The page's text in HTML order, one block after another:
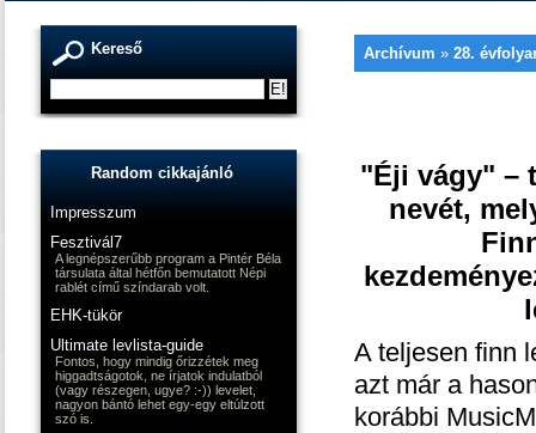
Kereső
Random cikkajánló
Impresszum
Fesztivál7
A legnépszerűbb program a Pintér Béla
társulata által hétfőn bemutatott Népi
rablét című színdarab volt.
EHK-tükör
Ultimate levlista-guide
Fontos, hogy mindig őrizzétek meg
higgadtságotok, ne írjatok indulatból
(vagy részegen, ugye? :-)) levelet,
nagyon bántó lehet egy-egy eltúlzott
szó is.
Archívum » 28.
"Éji vágy" –
nevét,
A teljesen finn
azt már a
korábbi